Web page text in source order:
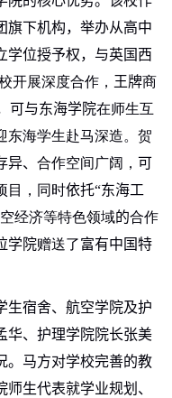
旗下机构， 举办从高中
学位授予权，与英国西
开展深度合作， 王牌商
可与东海学院在师生互
东海学生赴马深造。贺
异、 合作空间广阔， 可
目，同时依托“东海工
经济等特色领域的合作
学院赠送了富有中国特
生宿舍、 航空学院及护
华、护理学院院长张美
。马方对学校完善的教
师生代表就学业规划、